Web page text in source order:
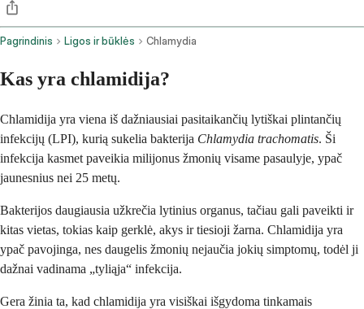
Pagrindinis Ligos ir būklės Chlamydia
Kas yra chlamidija?
Chlamidija yra viena iš dažniausiai pasitaikančių lytiškai plintančių
infekcijų (LPI), kurią sukelia bakterija Chlamydia trachomatis. Ši
infekcija kasmet paveikia milijonus žmonių visame pasaulyje, ypač
jaunesnius nei 25 metų.
Bakterijos daugiausia užkrečia lytinius organus, tačiau gali paveikti ir
kitas vietas, tokias kaip gerklė, akys ir tiesioji žarna. Chlamidija yra
ypač pavojinga, nes daugelis žmonių nejaučia jokių simptomų, todėl ji
dažnai vadinama „tyliąja“ infekcija.
Gera žinia ta, kad chlamidija yra visiškai išgydoma tinkamais